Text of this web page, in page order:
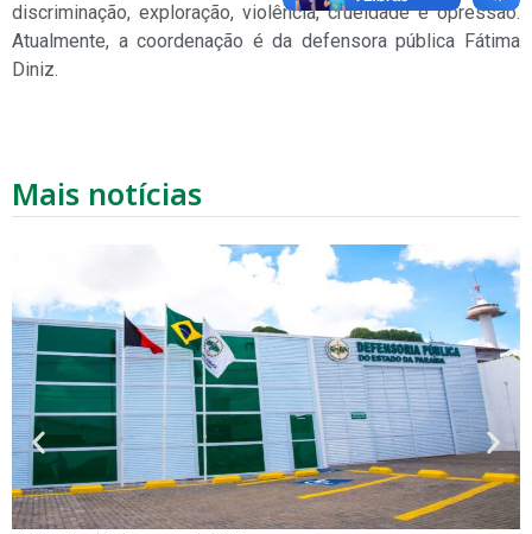
discriminação, exploração, violência, crueldade e opressão.
Atualmente, a coordenação é da defensora pública Fátima
Diniz.
Mais notícias